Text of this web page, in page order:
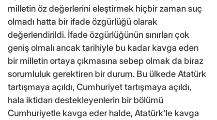
milletin öz değerlerini eleştirmek hiçbir zaman suç
olmadı hatta bir ifade özgürlüğü olarak
değerlendirildi. İfade özgürlüğünün sınırları çok
geniş olmalı ancak tarihiyle bu kadar kavga eden
bir milletin ortaya çıkmasına sebep olmak da biraz
sorumluluk gerektiren bir durum. Bu ülkede Atatürk
tartışmaya açıldı, Cumhuriyet tartışmaya açıldı,
hala iktidarı destekleyenlerin bir bölümü
Cumhuriyetle kavga eder halde, Atatürk'le kavga